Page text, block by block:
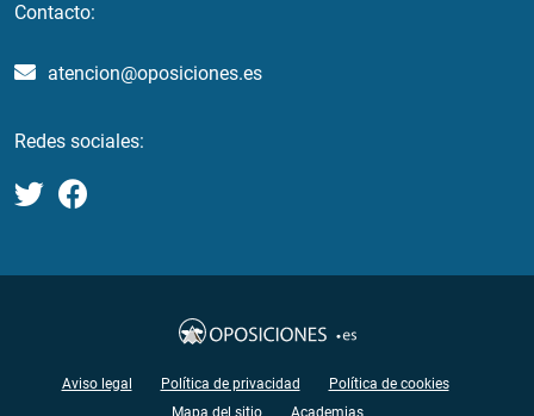
Contacto:
atencion@oposiciones.es
Redes sociales:
Aviso legal Política de privacidad
Política de cookies
Mapa del sitio
Academias